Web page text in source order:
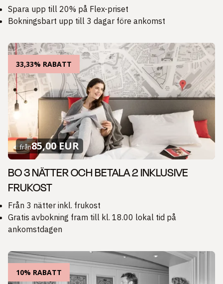
Spara upp till 20% på Flex-priset
Bokningsbart upp till 3 dagar före ankomst
33,33% RABATT
från85,00 EUR
BO 3 NÄTTER OCH BETALA 2 INKLUSIVE
FRUKOST
Från 3 nätter inkl. frukost
Gratis avbokning fram till kl. 18.00 lokal tid på
ankomstdagen
10% RABATT